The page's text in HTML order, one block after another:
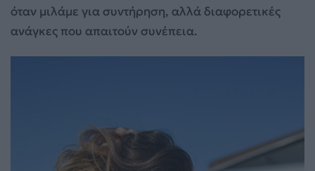
όταν μιλάμε για συντήρηση, αλλά διαφορετικές
ανάγκες που απαιτούν συνέπεια.